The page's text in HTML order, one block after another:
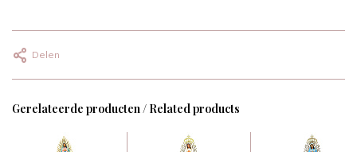
Delen
Gerelateerde producten / Related products